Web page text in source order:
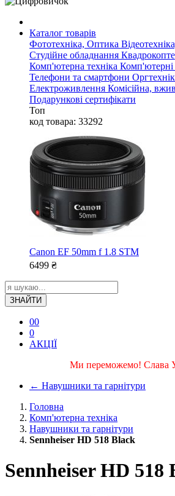
Каталог товарів
Фототехніка, Оптика
Студійне обладнання
Комп'ютерна техніка Комп'ютерні
Телефони та смартфони
Електроживлення Комісійна,
Подарункові сертифікати
Топ
код товара: 33292
Canon EF 50mm f 1.8 STM
6499 ₴
ЗНАЙТИ
00
0
АКЦІЇ
Ми переможемо! Слава
← Навушники та гарнітури
Головна
Комп'ютерна техніка
Навушники та гарнітури
Sennheiser HD 518 Black
Sennheiser HD 518